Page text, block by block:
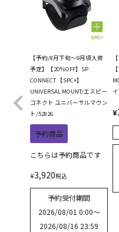
【予約/8月下旬～9月頃入荷
予定】【20％OFF】SP
CONNECT 【SPC+】
UNIVERSAL MOUNT/エスピー
コネクト ユニバーサルマウン
ト/52826
予約商品
こちらは予約商品です
¥3,920税込
予約受付期間
2026/08/01 0:00〜
2026/08/16 23:59
¥